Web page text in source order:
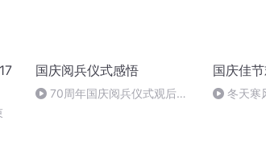
国庆阅兵仪式感悟
70周年国庆阅兵仪式观后感
国庆佳
冬天寒